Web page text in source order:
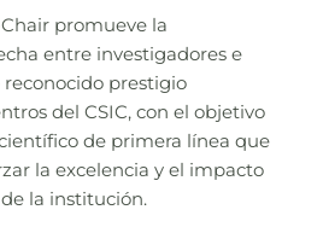
promueve la
entre investigadores e
prestigio
del CSIC, con el objetivo
de primera línea que
la excelencia y el impacto
la institución.